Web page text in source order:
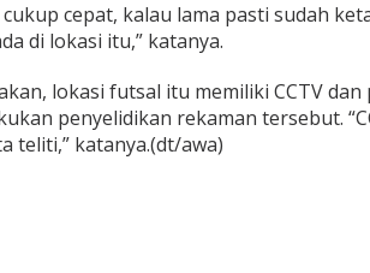
cukup cepat, kalau lama pasti sudah
di lokasi itu,” katanya.
lokasi futsal itu memiliki CCTV dan
penyelidikan rekaman tersebut.
teliti,” katanya.(dt/awa)